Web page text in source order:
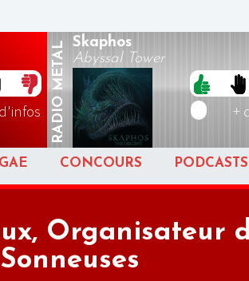
RADIO
METAL Skaphos
Abyssal Tower
+
CONCOURS PODCASTS
Organisateur
Sonneuses